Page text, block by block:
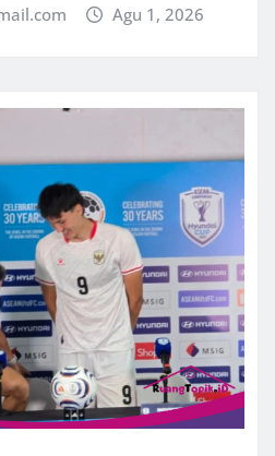
Agu 1, 2026